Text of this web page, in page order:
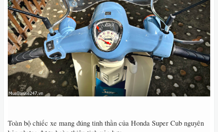
Toàn bộ chiếc xe mang đúng tinh thần của Honda Super Cub nguyên